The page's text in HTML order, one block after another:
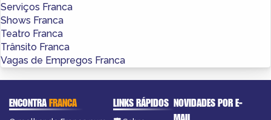
Serviços Franca
Shows Franca
Teatro Franca
Trânsito Franca
Vagas de Empregos Franca
ENCONTRAFRANCA LINKS RÁPIDOS NOVIDADES POR E-